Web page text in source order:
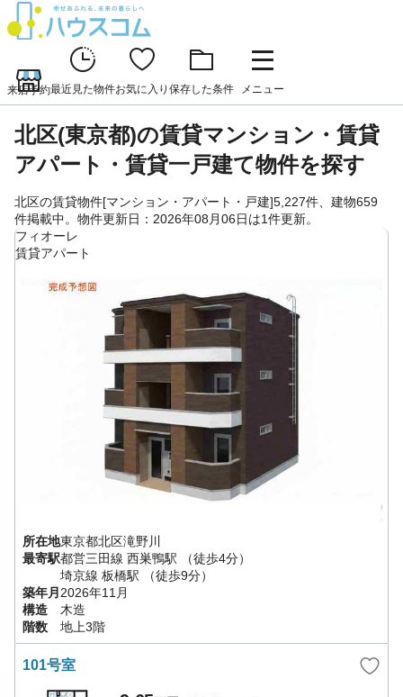
来店予約最近見た物件お気に入り 保存した条件 メニュー
北区(東京都)の賃貸マンション・賃貸
アパート・賃貸一戸建て物件を探す
北区の賃貸物件[マンション・アパート・戸建]5,227件、建物659
件掲載中。物件更新日：2026年08月06日は1件更新。
フィオーレ
賃貸アパート
所在地東京都北区滝野川
最寄駅都営三田線 西巣鴨駅
（徒歩4分）
埼京線 板橋駅
（徒歩9分）
築年月2026年11月
構造
木造
階数
地上3階
101号室